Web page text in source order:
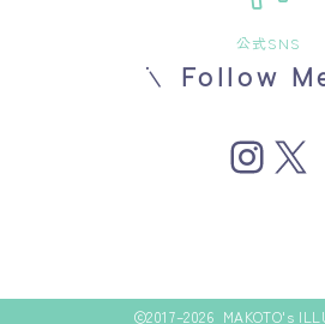
Follow Me
公式SNS
Follow
Instagram X
2017–2026 MAKOTO's